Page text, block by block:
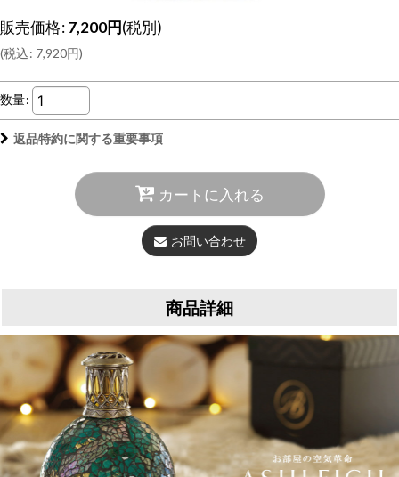
販売価格:7,200円(税別)
(税込: 7,920円)
数量:
返品特約に関する重要事項
カートに入れる
お問い合わせ
商品詳細